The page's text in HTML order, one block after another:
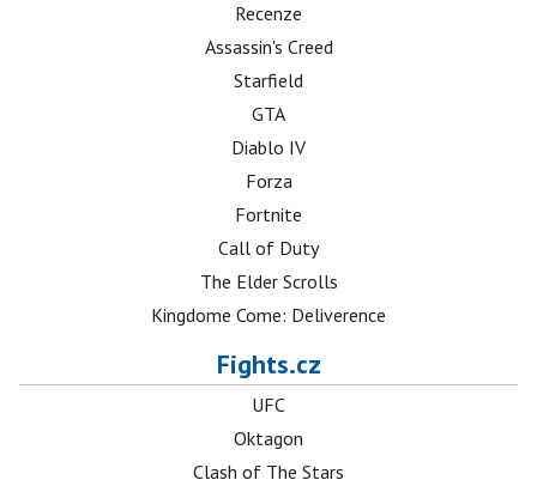
Recenze
Assassin's Creed
Starfield
GTA
Diablo IV
Forza
Fortnite
Call of Duty
The Elder Scrolls
Kingdome Come: Deliverence
Fights.cz
UFC
Oktagon
Clash of The Stars